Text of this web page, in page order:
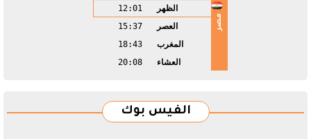
مصر
الظهر
12:01
العصر
15:37
المغرب
18:43
العشاء
20:08
الفيس بوك